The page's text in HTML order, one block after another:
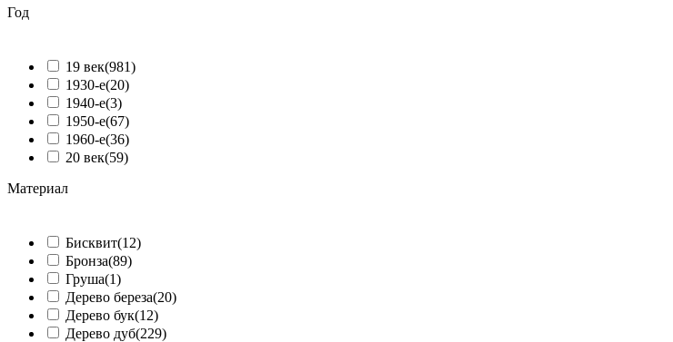
Год
19 век(981)
1930-е(20)
1940-е(3)
1950-е(67)
1960-е(36)
20 век(59)
Материал
Бисквит(12)
Бронза(89)
Груша(1)
Дерево береза(20)
Дерево бук(12)
Дерево дуб(229)